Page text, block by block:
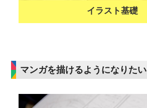
イラスト基礎
マンガを描けるようになりたい